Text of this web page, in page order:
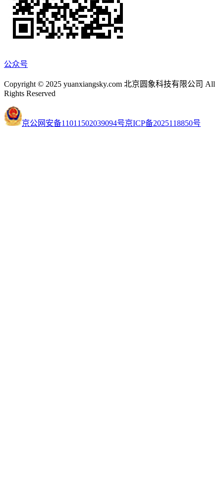
公众号
Copyright © 2025 yuanxiangsky.com 北京圆象科技有限公司 All
Rights Reserved
京公网安备11011502039094号京ICP备2025118850号